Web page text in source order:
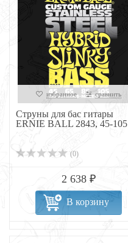
избранное сравнить
Струны для бас гитары
ERNIE BALL 2843, 45-105
(0)
2 638 ₽
В корзину